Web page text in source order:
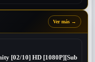
Ver más →
[02/10] HD [1080P][Sub